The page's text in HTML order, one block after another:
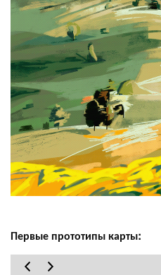
Первые прототипы карты: